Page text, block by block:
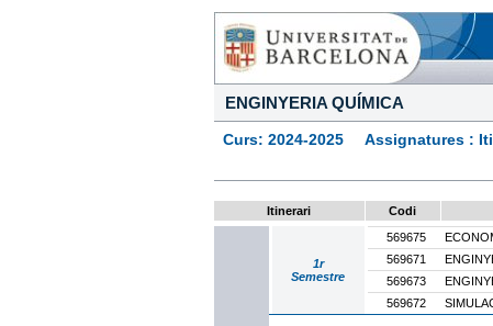
ENGINYERIA QUÍMICA
Curs: 2024-2025 Assignatures :
Itinerari Codi
1r
Semestre
569675
569671
569673
569672